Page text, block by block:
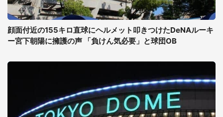
顔面付近の155キロ直球にヘルメット叩きつけたDeNAルーキ
ー宮下朝陽に擁護の声 「負けん気必要」と球団OB